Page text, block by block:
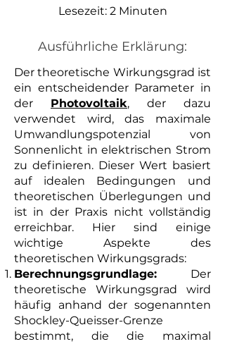
Lesezeit: 2 Minuten
Ausführliche Erklärung:
Der theoretische Wirkungsgrad ist
ein entscheidender Parameter in
der Photovoltaik, der dazu
verwendet wird, das maximale
Umwandlungspotenzial von
Sonnenlicht in elektrischen Strom
zu definieren. Dieser Wert basiert
auf idealen Bedingungen und
theoretischen Überlegungen und
ist in der Praxis nicht vollständig
erreichbar. Hier sind einige
wichtige Aspekte des
theoretischen Wirkungsgrads:
Berechnungsgrundlage: Der
theoretische Wirkungsgrad wird
häufig anhand der sogenannten
Shockley-Queisser-Grenze
bestimmt, die die maximal